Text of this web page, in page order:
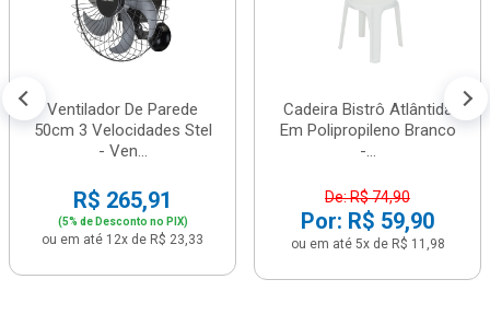
Ventilador De Parede
50cm 3 Velocidades Stel
- Ven...
R$ 265,91
(5% de Desconto no PIX)
ou em até 12x de R$ 23,33
Cadeira Bistrô Atlântida
Em Polipropileno Branco
-...
De: R$ 74,90
Por: R$ 59,90
ou em até 5x de R$ 11,98